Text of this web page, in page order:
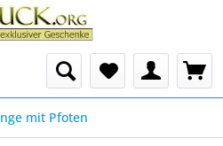
mit Pfoten